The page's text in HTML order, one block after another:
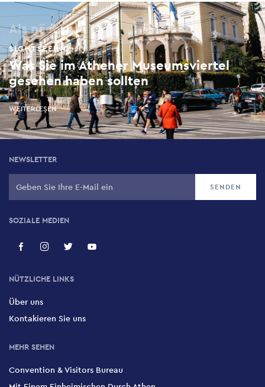
Als nächstes
SIGHTSEEING
Was Sie im Athener Museumsviertel
gesehen haben sollten
WEITERLESEN
NEWSLETTER
SOZIALE MEDIEN
NÜTZLICHE LINKS
Über uns
Kontakieren Sie uns
MEHR SEHEN
Convention & Visitors Bureau